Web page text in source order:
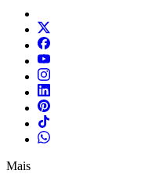
Mais